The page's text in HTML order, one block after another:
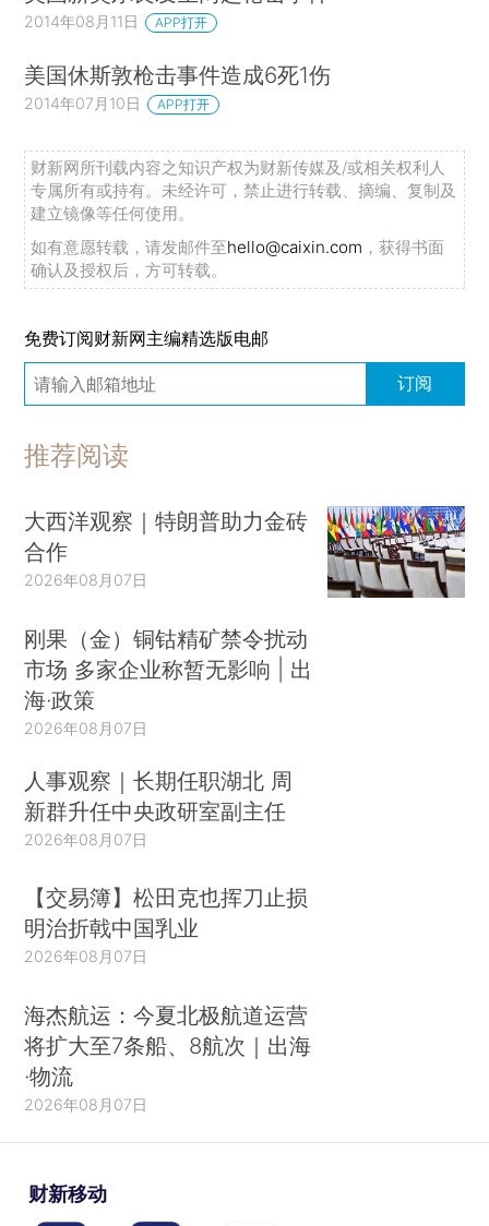
2014年08月11日 APP打开
美国休斯敦枪击事件造成6死1伤
2014年07月10日 APP打开
财新网所刊载内容之知识产权为财新传媒及/或相关权利人
专属所有或持有。未经许可，禁止进行转载、摘编、复制及
建立镜像等任何使用。
如有意愿转载，请发邮件至hello@caixin.com ，获得书面
确认及授权后，方可转载。
免费订阅财新网主编精选版电邮
订阅
推荐阅读
大西洋观察｜特朗普助力金砖
合作
2026年08月07日
刚果（金）铜钴精矿禁令扰动
市场 多家企业称暂无影响 | 出
海·政策
2026年08月07日
人事观察｜长期任职湖北 周
新群升任中央政研室副主任
2026年08月07日
【交易簿】松田克也挥刀止损
明治折戟中国乳业
2026年08月07日
海杰航运：今夏北极航道运营
将扩大至7条船、8航次｜出海
·物流
2026年08月07日
财新移动